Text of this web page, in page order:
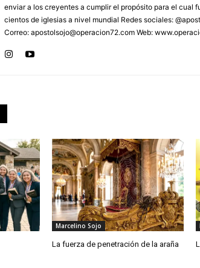
enviar a los creyentes a cumplir el propósito para el cual
cientos de iglesias a nivel mundial Redes sociales:
Correo: apostolsojo@operacion72.com Web:
Marcelino Sojo
La fuerza de penetración de la araña